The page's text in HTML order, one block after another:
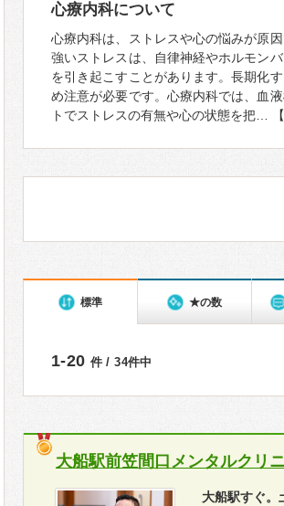
心療内科について
心療内科は、ストレスや心の悩みが原
強いストレスは、自律神経やホルモン
を引き起こすことがあります。長期化
め注意が必要です。心療内科では、血
トでストレスの有無や心の状態を把… 【
標準 ★の数
1-20 件 / 34件中
大船駅前笠間口メンタルクリ
大船駅すぐ。